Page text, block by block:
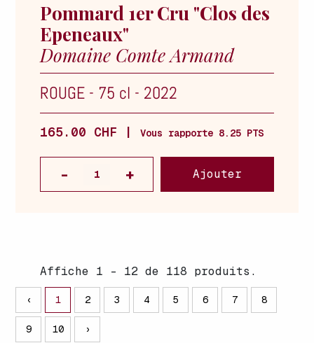
Pommard 1er Cru "Clos des
Epeneaux"
Domaine Comte Armand
ROUGE - 75 cl - 2022
165.00 CHF | Vous rapporte 8.25 PTS
Ajouter
Affiche 1 - 12 de 118 produits.
‹ 1 2 3 4 5 6 7 8
9 10 ›